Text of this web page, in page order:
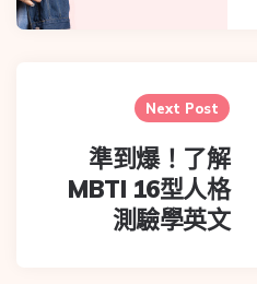
Next Post
準到爆！了解
MBTI 16型人格
測驗學英文